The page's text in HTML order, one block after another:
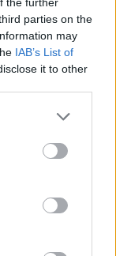
parties on the
may
IAB’s List of
it to other
more Google
may click to
party tags to
below Google
című
és
úgy tűnik,…